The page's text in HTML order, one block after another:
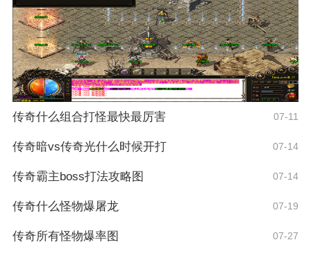
传奇什么组合打怪最快最厉害 07-11
传奇暗vs传奇光什么时候开打 07-14
传奇霸主boss打法攻略图 07-14
传奇什么怪物爆屠龙 07-19
传奇所有怪物爆率图 07-27